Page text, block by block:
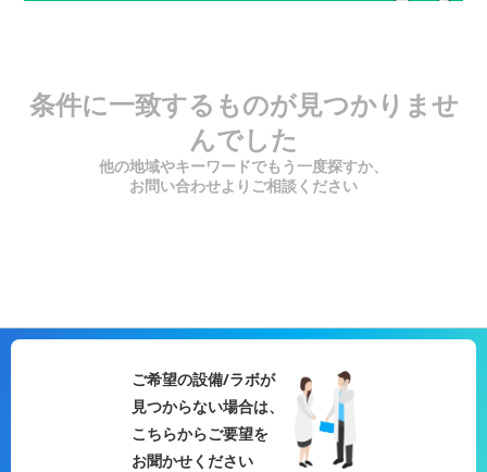
条件に一致するものが見つかりませ
んでした
他の地域やキーワードでもう一度探すか、
お問い合わせよりご相談ください
ご希望の設備/ラボが
見つからない場合は、
こちらからご要望を
お聞かせください